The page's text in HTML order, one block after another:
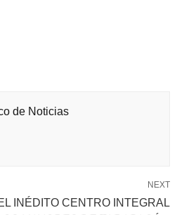
de Noticias
NEXT
INÉDITO CENTRO INTEGRAL